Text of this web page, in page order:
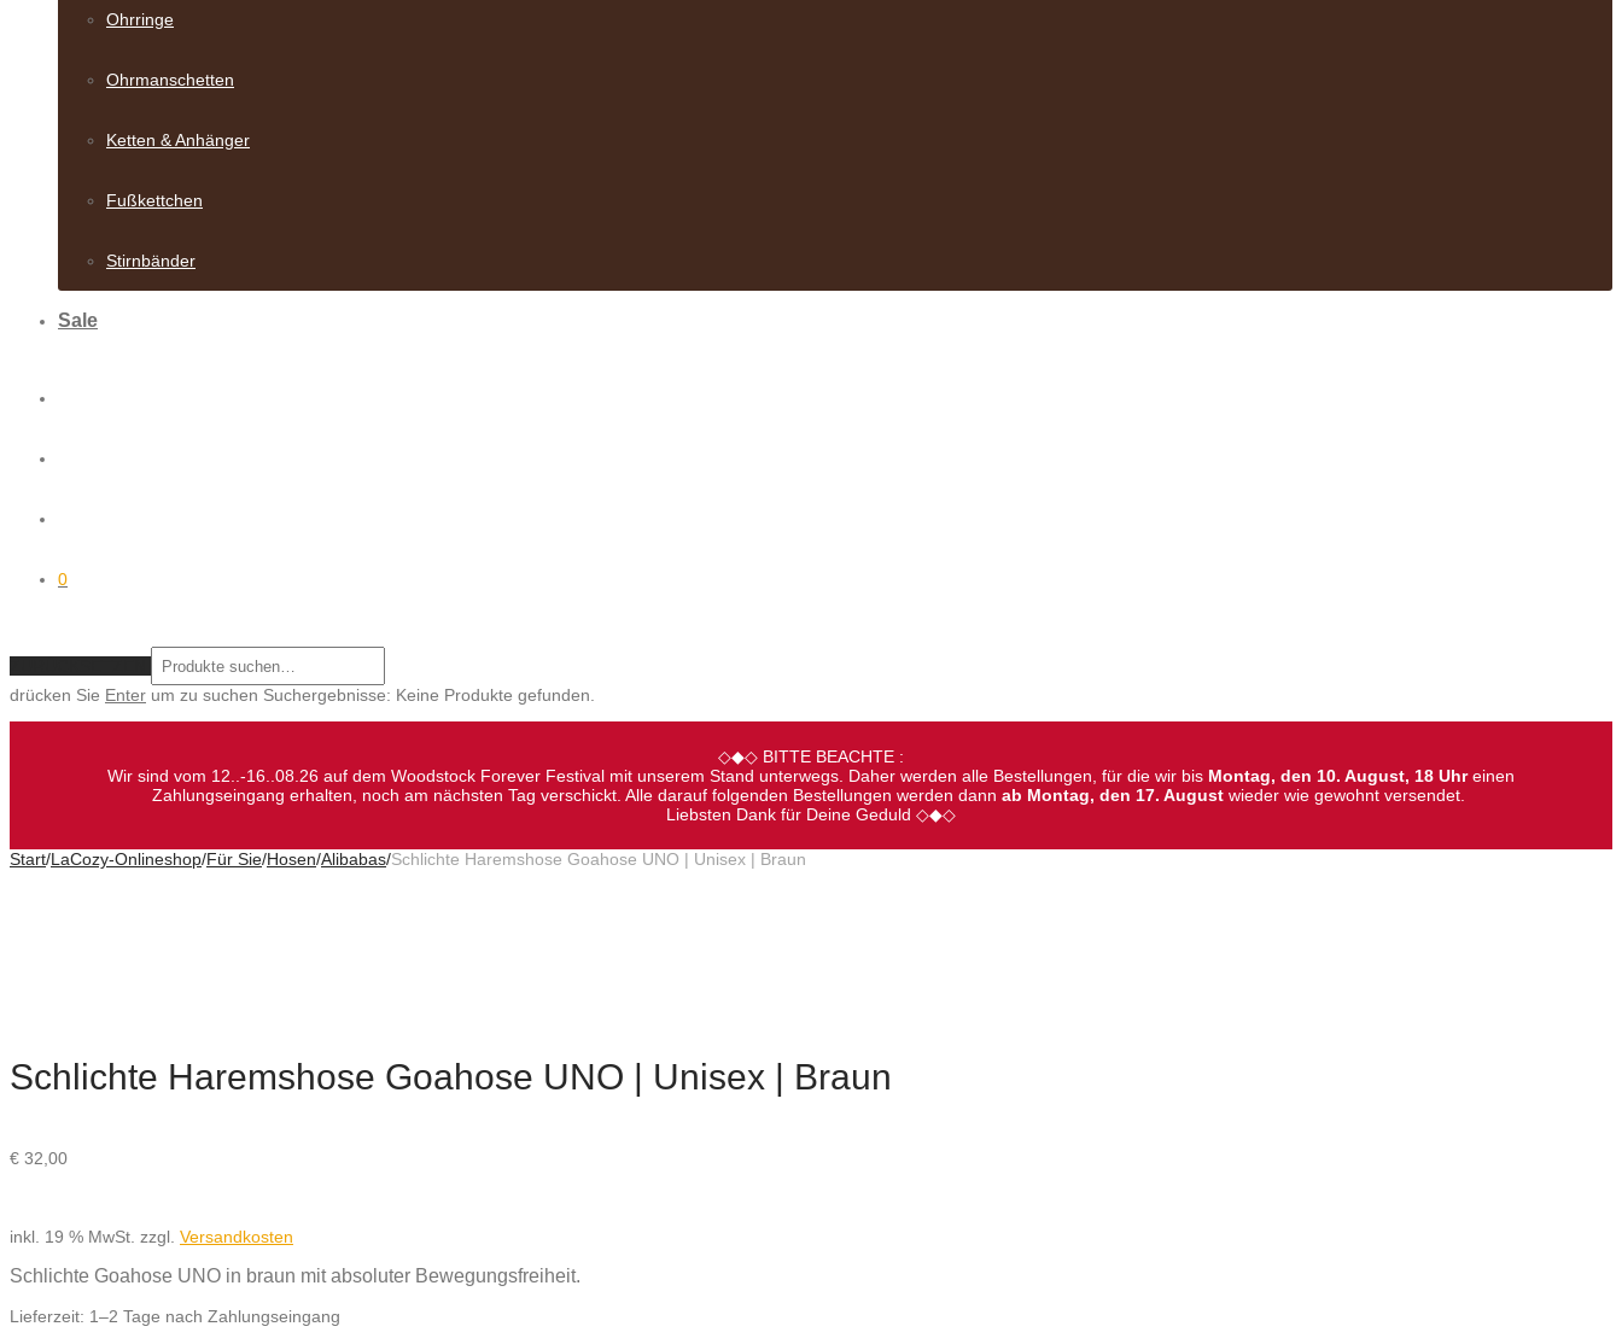
Ohrringe
Ohrmanschetten
Ketten & Anhänger
Fußkettchen
Stirnbänder
Sale
0
drücken Sie Enter um zu suchen Suchergebnisse: Keine Produkte gefunden.
◇◆◇ BITTE BEACHTE :
Wir sind vom 12..-16..08.26 auf dem Woodstock Forever Festival mit unserem Stand unterwegs. Daher werden alle Bestellungen, für die wir bis Montag, den 10. August, 18 Uhreinen
Zahlungseingang erhalten, noch am nächsten Tag verschickt. Alle darauf folgenden Bestellungen werden dann ab Montag, den 17. August wieder wie gewohnt versendet.
Liebsten Dank für Deine Geduld ◇◆◇
Start/LaCozy-Onlineshop/Für Sie/Hosen/Alibabas/Schlichte Haremshose Goahose UNO | Unisex | Braun
Schlichte Haremshose Goahose UNO | Unisex | Braun
€ 32,00
inkl. 19 % MwSt. zzgl. Versandkosten
Schlichte Goahose UNO in braun mit absoluter Bewegungsfreiheit.
Lieferzeit: 1–2 Tage nach Zahlungseingang